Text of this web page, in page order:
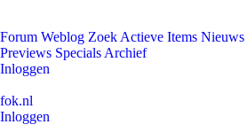
Forum Weblog Zoek Actieve Items Nieuws
Previews Specials Archief
Inloggen
fok.nl
Inloggen